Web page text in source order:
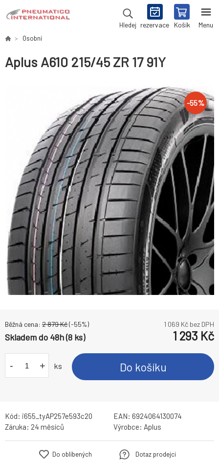
Hledej rezervace Košík Menu
Osobní
Aplus A610 215/45 ZR 17 91Y
-55%
Běžná cena: 2 879Kč(-55%) 1 069 Kč bez DPH
Skladem do 48h (8 ks) 1 293 Kč
- + ks Do košíku
Kód: i655_tyAP257e593c20 EAN: 6924064130074
Záruka: 24 měsíců Výrobce: Aplus
Do oblíbených
Dotaz prodejci